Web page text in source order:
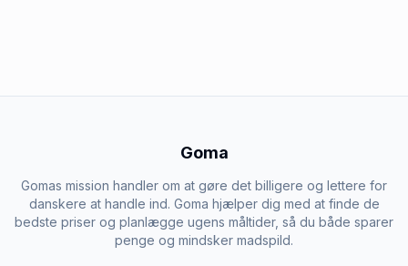
Goma
Gomas mission handler om at gøre det billigere og lettere for
danskere at handle ind. Goma hjælper dig med at finde de
bedste priser og planlægge ugens måltider, så du både sparer
penge og mindsker madspild.